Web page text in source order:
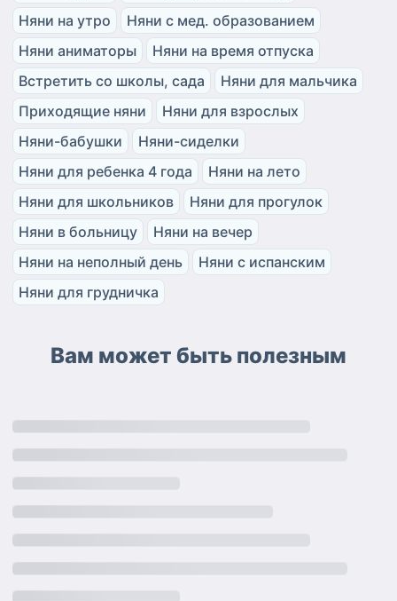
Няни на утро
Няни с мед. образованием
Няни аниматоры
Няни на время отпуска
Встретить со школы, сада
Няни для мальчика
Приходящие няни
Няни для взрослых
Няни-бабушки
Няни-сиделки
Няни для ребенка 4 года
Няни на лето
Няни для школьников
Няни для прогулок
Няни в больницу
Няни на вечер
Няни на неполный день
Няни с испанским
Няни для грудничка
Вам может быть полезным